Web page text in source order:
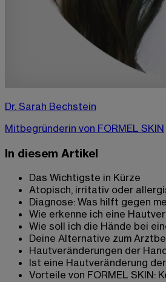
Dr. Sarah Bechstein
Mitbegründerin von FORMEL SKIN
In diesem Artikel
Das Wichtigste in Kürze
Atopisch, irritativ oder
Diagnose: Was hilft gegen
Wie erkenne ich eine
Wie soll ich die Hände bei
Deine Alternative zum
Hautveränderungen der
Ist eine Hautveränderung
Vorteile von FORMEL SKIN: